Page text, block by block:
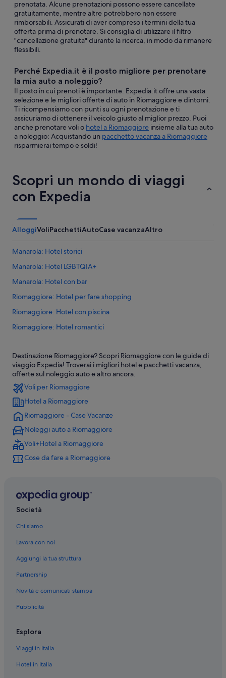
prenotata. Alcune prenotazioni possono essere cancellate
gratuitamente, mentre altre potrebbero non essere
rimborsabili. Assicurati di aver compreso i termini della tua
offerta prima di prenotare. Si consiglia di utilizzare il filtro
"cancellazione gratuita" durante la ricerca, in modo da rimanere
flessibili.
Perché Expedia.it è il posto migliore per prenotare
la mia auto a noleggio?
Il posto in cui prenoti è importante. Expedia.it offre una vasta
selezione e le migliori offerte di auto in Riomaggiore e dintorni.
Ti ricompensiamo con punti su ogni prenotazione e ti
assicuriamo di ottenere il veicolo giusto al miglior prezzo. Puoi
anche prenotare voli o hotel a Riomaggiore insieme alla tua auto
a noleggio: Acquistando un pacchetto vacanza a Riomaggiore
risparmierai tempo e soldi!
Scopri un mondo di viaggi
con Expedia
AlloggiVoliPacchettiAutoCase vacanzaAltro
Manarola: Hotel storici
Manarola: Hotel LGBTQIA+
Manarola: Hotel con bar
Riomaggiore: Hotel per fare shopping
Riomaggiore: Hotel con piscina
Riomaggiore: Hotel romantici
Riomaggiore: Hotel con bar
Riomaggiore: Hotel per famiglie
Riomaggiore: Hotel di lusso
Riomaggiore: Hotel per chi ama l'avventura
Riomaggiore: Hotel sulla spiaggia
Riomaggiore: Hotel economici
Riomaggiore: Resort e hotel con spa
Stazione di Riomaggiore: Complessi di appartamenti
Manarola: B&B
Manarola: Agriturismi
Manarola: Appartamenti
Via dell'Amore: Appartamenti
Riomaggiore: Guest house
Riomaggiore: Resort
Destinazione Riomaggiore? Scopri Riomaggiore con le guide di
viaggio Expedia! Troverai i migliori hotel e pacchetti vacanza,
offerte sul noleggio auto e altro ancora.
Voli per Riomaggiore
Hotel a Riomaggiore
Riomaggiore - Case Vacanze
Noleggi auto a Riomaggiore
Voli+Hotel a Riomaggiore
Cose da fare a Riomaggiore
Società
Chi siamo
Lavora con noi
Aggiungi la tua struttura
Partnership
Novità e comunicati stampa
Pubblicità
Esplora
Viaggi in Italia
Hotel in Italia